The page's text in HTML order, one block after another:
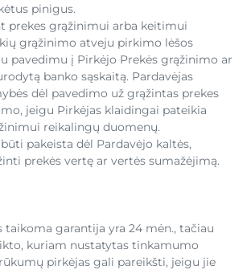
pinigus.
prekes grąžinimui arba keitimui
grąžinimo atveju pirkimo lėšos
pavedimu į Pirkėjo Prekės grąžinimo ar
banko sąskaitą. Pardavėjas
dėl pavedimo už grąžintas prekes
jeigu Pirkėjas klaidingai pateikia
reikalingų duomenų.
pakeista dėl Pardavėjo kaltės,
prekės vertę ar vertės sumažėjimą.
taikoma garantija yra 24 mėn., tačiau
kuriam nustatytas tinkamumo
pirkėjas gali pareikšti, jeigu jie